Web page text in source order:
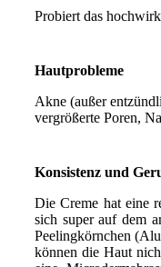
Probiert das
Hautprobleme
Akne (außer
vergrößerte Poren,
Konsistenz und
Die Creme hat eine
sich super auf dem
Peelingkörnchen
können die Haut